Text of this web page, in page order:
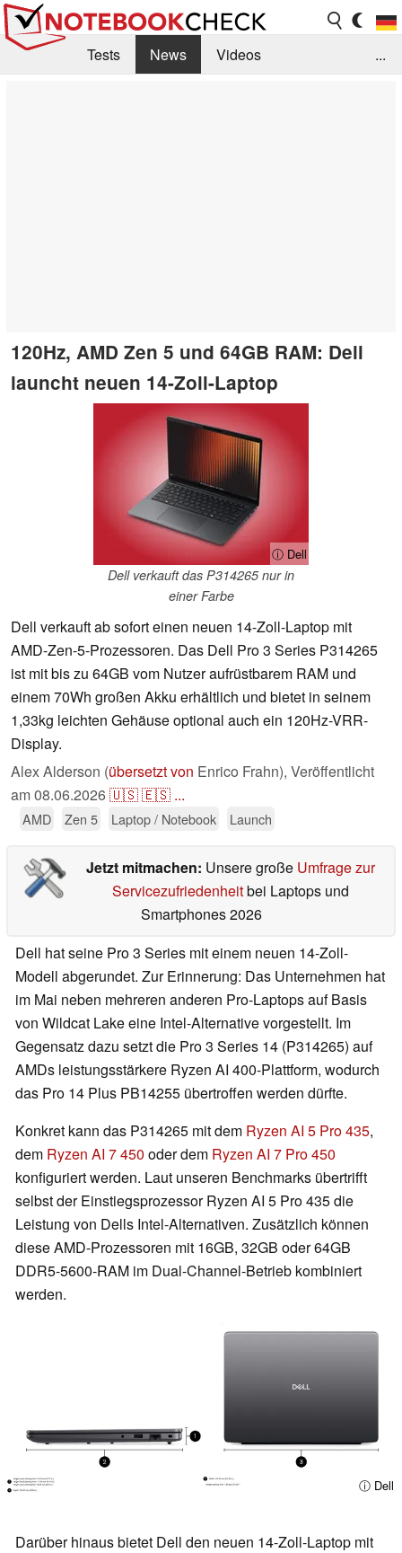
Tests News
Videos
...
120Hz, AMD Zen 5 und 64GB RAM: Dell
launcht neuen 14-Zoll-Laptop
ⓘ Dell
Dell verkauft das P314265 nur in
einer Farbe
Dell verkauft ab sofort einen neuen 14-Zoll-Laptop mit
AMD-Zen-5-Prozessoren. Das Dell Pro 3 Series P314265
ist mit bis zu 64GB vom Nutzer aufrüstbarem RAM und
einem 70Wh großen Akku erhältlich und bietet in seinem
1,33kg leichten Gehäuse optional auch ein 120Hz-VRR-
Display.
Alex Alderson (übersetzt von Enrico Frahn), Veröffentlicht
am08.06.2026🇺🇸🇪🇸 ...
AMD Zen 5 Laptop / Notebook Launch
Jetzt mitmachen: Unsere große Umfrage zur
Servicezufriedenheitbei Laptops und
Smartphones 2026
Dell hat seine Pro 3 Series mit einem neuen 14-Zoll-
Modell abgerundet. Zur Erinnerung: Das Unternehmen hat
im Mai neben mehreren anderen Pro-Laptops auf Basis
von Wildcat Lake eine Intel-Alternative vorgestellt. Im
Gegensatz dazu setzt die Pro 3 Series 14 (P314265) auf
AMDs leistungsstärkere Ryzen AI 400-Plattform, wodurch
das Pro 14 Plus PB14255 übertroffen werden dürfte.
Konkret kann das P314265 mit dem Ryzen AI 5 Pro 435,
dem Ryzen AI 7 450 oder dem Ryzen AI 7 Pro 450
konfiguriert werden. Laut unseren Benchmarks übertrifft
selbst der Einstiegsprozessor Ryzen AI 5 Pro 435 die
Leistung von Dells Intel-Alternativen. Zusätzlich können
diese AMD-Prozessoren mit 16GB, 32GB oder 64GB
DDR5-5600-RAM im Dual-Channel-Betrieb kombiniert
werden.
ⓘ Dell
Darüber hinaus bietet Dell den neuen 14-Zoll-Laptop mit